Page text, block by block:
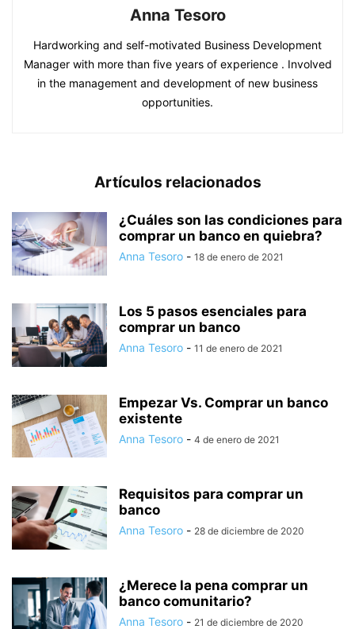
Anna Tesoro
Hardworking and self-motivated Business Development
Manager with more than five years of experience . Involved
in the management and development of new business
opportunities.
Artículos relacionados
¿Cuáles son las condiciones para
comprar un banco en quiebra?
Anna Tesoro - 18 de enero de 2021
Los 5 pasos esenciales para
comprar un banco
Anna Tesoro - 11 de enero de 2021
Empezar Vs. Comprar un banco
existente
Anna Tesoro - 4 de enero de 2021
Requisitos para comprar un
banco
Anna Tesoro - 28 de diciembre de 2020
¿Merece la pena comprar un
banco comunitario?
Anna Tesoro - 21 de diciembre de 2020